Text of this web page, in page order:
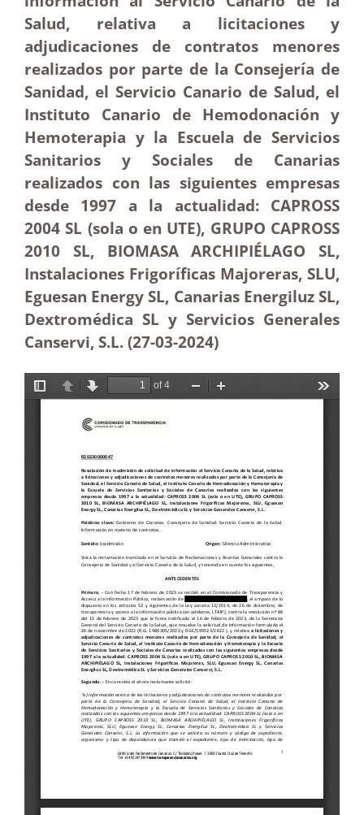
Salud, relativa a licitaciones y
adjudicaciones de contratos menores
realizados por parte de la Consejería de
Sanidad, el Servicio Canario de Salud, el
Instituto Canario de Hemodonación y
Hemoterapia y la Escuela de Servicios
Sanitarios y Sociales de Canarias
realizados con las siguientes empresas
desde 1997 a la actualidad: CAPROSS
2004 SL (sola o en UTE), GRUPO CAPROSS
2010 SL, BIOMASA ARCHIPIÉLAGO SL,
Instalaciones Frigoríficas Majoreras, SLU,
Eguesan Energy SL, Canarias Energiluz SL,
Dextromédica SL y Servicios Generales
Canservi, S.L. (27-03-2024)